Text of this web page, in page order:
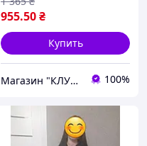
955.50₴
Купить
Магазин "КЛУБ МАНДРІВНИКІВ" 100%